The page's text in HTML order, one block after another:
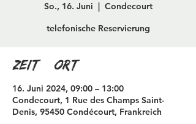
So., 16. Juni
  |
Condecourt
telefonische Reservierung
Zeit & Ort
16. Juni 2024, 09:00 – 13:00
Condecourt, 1 Rue des Champs Saint-
Denis, 95450 Condécourt, Frankreich